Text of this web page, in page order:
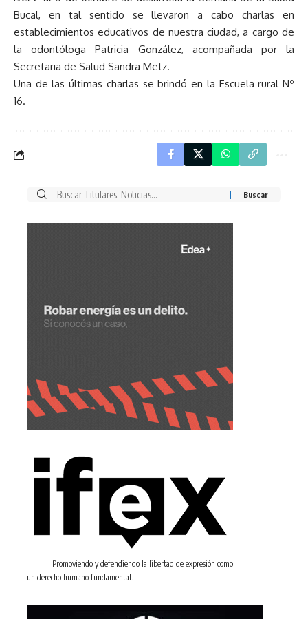
Bucal, en tal sentido se llevaron a cabo charlas en
establecimientos educativos de nuestra ciudad, a cargo de
la odontóloga Patricia González, acompañada por la
Secretaria de Salud Sandra Metz.
Una de las últimas charlas se brindó en la Escuela rural Nº
16.
Buscar
Promoviendo y defendiendo la libertad de expresión como
un derecho humano fundamental.